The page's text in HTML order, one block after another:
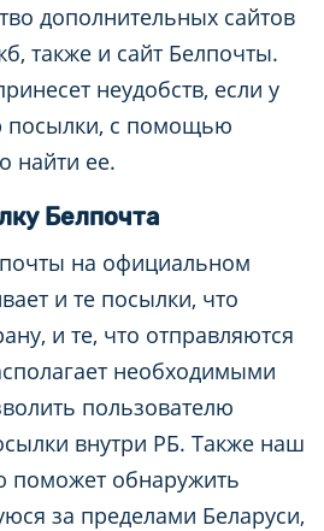
дополнительных сайтов
также и сайт Белпочты.
неудобств, если у
посылки, с помощью
найти ее.
Белпочта
на официальном
и те посылки, что
и те, что отправляются
необходимыми
пользователю
внутри РБ. Также наш
поможет обнаружить
за пределами Беларуси,